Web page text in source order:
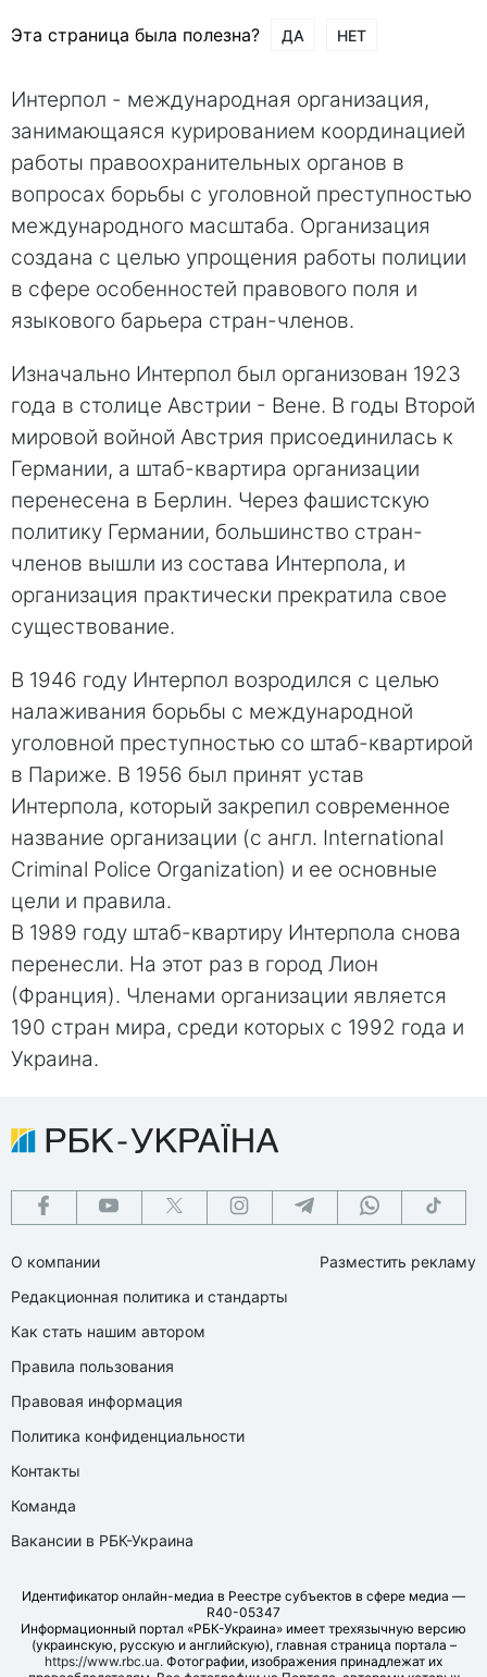
Эта страница была полезна? ДА НЕТ
Интерпол - международная организация,
занимающаяся курированием координацией
работы правоохранительных органов в
вопросах борьбы с уголовной преступностью
международного масштаба. Организация
создана с целью упрощения работы полиции
в сфере особенностей правового поля и
языкового барьера стран-членов.
Изначально Интерпол был организован 1923
года в столице Австрии - Вене. В годы Второй
мировой войной Австрия присоединилась к
Германии, а штаб-квартира организации
перенесена в Берлин. Через фашистскую
политику Германии, большинство стран-
членов вышли из состава Интерпола, и
организация практически прекратила свое
существование.
В 1946 году Интерпол возродился с целью
налаживания борьбы с международной
уголовной преступностью со штаб-квартирой
в Париже. В 1956 был принят устав
Интерпола, который закрепил современное
название организации (с англ. International
Criminal Police Organization) и ее основные
цели и правила.
В 1989 году штаб-квартиру Интерпола снова
перенесли. На этот раз в город Лион
(Франция). Членами организации является
190 стран мира, среди которых с 1992 года и
Украина.
О компании
Редакционная политика и стандарты
Как стать нашим автором
Правила пользования
Правовая информация
Политика конфиденциальности
Контакты
Команда
Вакансии в РБК-Украина
Разместить рекламу
Идентификатор онлайн-медиа в Реестре субъектов в сфере медиа —
R40-05347
Информационный портал «РБК-Украина» имеет трехязычную версию
(украинскую, русскую и английскую), главная страница портала –
https://www.rbc.ua. Фотографии, изображения принадлежат их